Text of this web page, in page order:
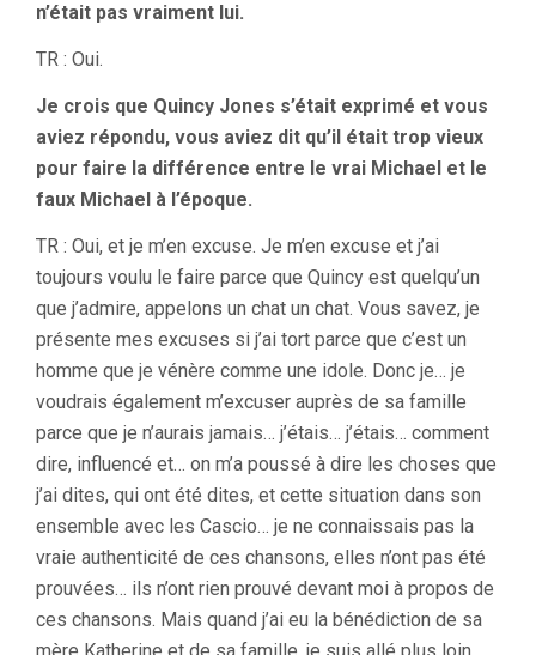
n’était pas vraiment lui.
TR : Oui.
Je crois que Quincy Jones s’était exprimé et vous
aviez répondu, vous aviez dit qu’il était trop vieux
pour faire la différence entre le vrai Michael et le
faux Michael à l’époque.
TR : Oui, et je m’en excuse. Je m’en excuse et j’ai
toujours voulu le faire parce que Quincy est quelqu’un
que j’admire, appelons un chat un chat. Vous savez, je
présente mes excuses si j’ai tort parce que c’est un
homme que je vénère comme une idole. Donc je… je
voudrais également m’excuser auprès de sa famille
parce que je n’aurais jamais… j’étais… j’étais… comment
dire, influencé et… on m’a poussé à dire les choses que
j’ai dites, qui ont été dites, et cette situation dans son
ensemble avec les Cascio… je ne connaissais pas la
vraie authenticité de ces chansons, elles n’ont pas été
prouvées… ils n’ont rien prouvé devant moi à propos de
ces chansons. Mais quand j’ai eu la bénédiction de sa